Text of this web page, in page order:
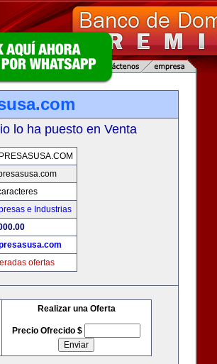
lo ha puesto en Venta
e Industrias
ofertas
Realizar una Oferta
Precio Ofrecido $